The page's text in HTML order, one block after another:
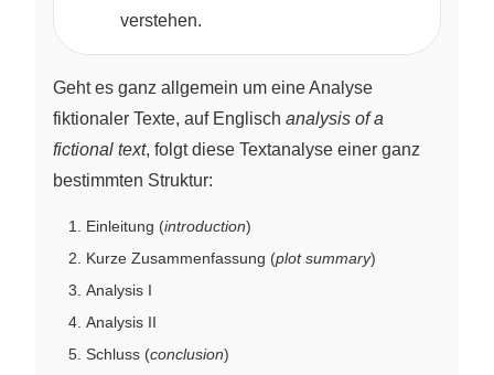
verstehen.
Geht es ganz allgemein um eine Analyse
fiktionaler Texte, auf Englisch analysis of a
fictional text, folgt diese Textanalyse einer ganz
bestimmten Struktur:
Einleitung (introduction)
Kurze Zusammenfassung (plot summary)
Analysis I
Analysis II
Schluss (conclusion)